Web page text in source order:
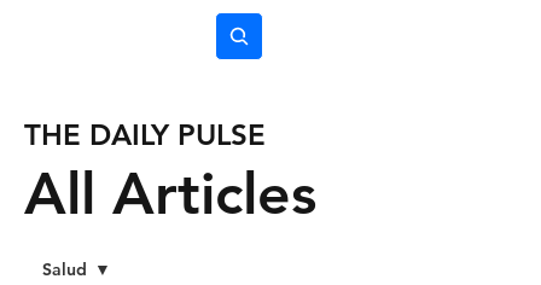
All Articles
THE DAILY PULSE
Salud